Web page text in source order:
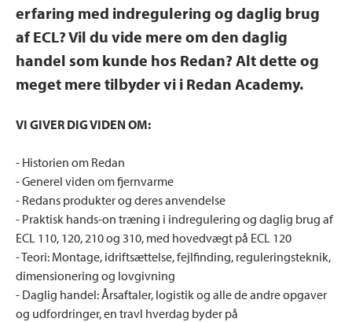
erfaring med indregulering og daglig brug
af ECL? Vil du vide mere om den daglig
handel som kunde hos Redan? Alt dette og
meget mere tilbyder vi i Redan Academy.
VI GIVER DIG VIDEN OM:
- Historien om Redan
- Generel viden om fjernvarme
- Redans produkter og deres anvendelse
- Praktisk hands-on træning i indregulering og daglig brug af
ECL 110, 120, 210 og 310, med hovedvægt på ECL 120
- Teori: Montage, idriftsættelse, fejlfinding, reguleringsteknik,
dimensionering og lovgivning
- Daglig handel: Årsaftaler, logistik og alle de andre opgaver
og udfordringer, en travl hverdag byder på